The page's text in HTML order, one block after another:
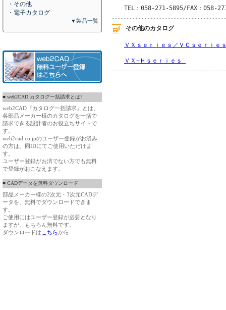
・その他
・電子カタログ
▼製品一覧
■ web2CAD カタログ一括請求とは?
web2CAD『カタログ一括請求』とは、
各部品メーカー様のカタログを一括で
請求できる設計者のお役立ちサイトで
す。
web2cad.co.jpのユーザー登録がお済み
の方は、同IDにてご使用いただけま
す。
ユーザー登録がお済でない方でも無料
で登録がおこなえます。
■ CADデータを無料ダウンロード
部品メーカー様の2次元・3次元CADデ
ータを、無料でダウンロードできま
す。
ご使用にはユーザー登録が必要となり
ますが、もちろん無料です。
ダウンロードは こちらから
TEL：058-271-5895/FAX：058-
その他のカタログ
ＶＸｓｅｒｉｅｓ／ＶＣｓｅｒｉｅ
ＶＸ−Ｈｓｅｒｉｅｓ